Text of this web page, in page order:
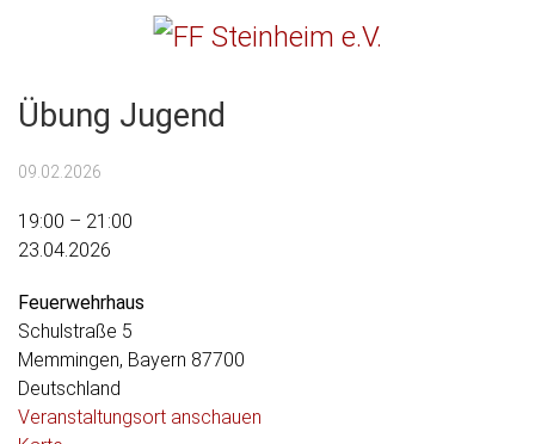
FF Steinheim e.V.
Übung Jugend
09.02.2026
Übung
Jugend
19:00 – 21:00
23.04.2026
Feuerwehrhaus
Schulstraße 5
Memmingen, Bayern 87700
Deutschland
Veranstaltungsort anschauen